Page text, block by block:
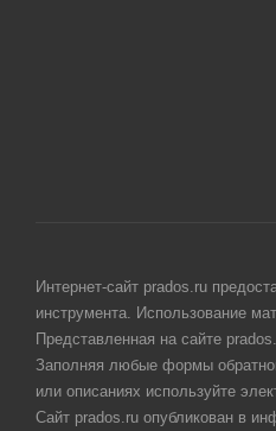
Интернет-сайт prados.ru
инструмента. Использование
Представленная на сайте
Заполняя любые формы
или описаниях используйте
Сайт prados.ru опубликован в